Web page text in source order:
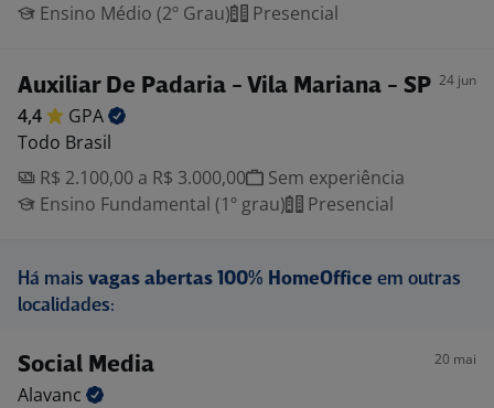
Ensino Médio (2º Grau)
Presencial
Auxiliar De Padaria - Vila Mariana - SP 24 jun
4,4
GPA
Todo Brasil
R$ 2.100,00 a R$ 3.000,00
Sem experiência
Ensino Fundamental (1º grau)
Presencial
Há mais vagas abertas 100% HomeOffice em outras
localidades:
Social Media 20 mai
Alavanc